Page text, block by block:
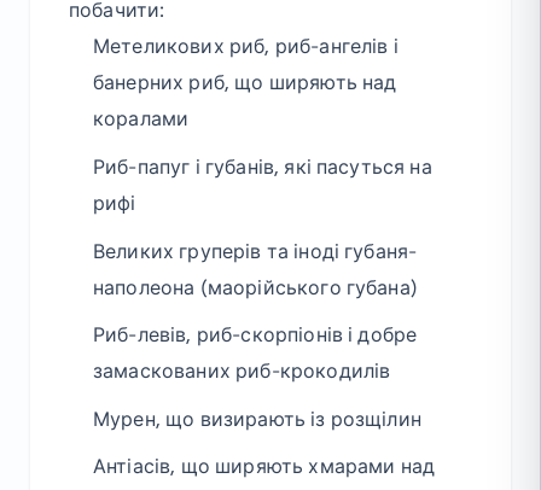
побачити:
Метеликових риб, риб-ангелів і
банерних риб, що ширяють над
коралами
Риб-папуг і губанів, які пасуться на
рифі
Великих груперів та іноді губаня-
наполеона (маорійського губана)
Риб-левів, риб-скорпіонів і добре
замаскованих риб-крокодилів
Мурен, що визирають із розщілин
Антіасів, що ширяють хмарами над